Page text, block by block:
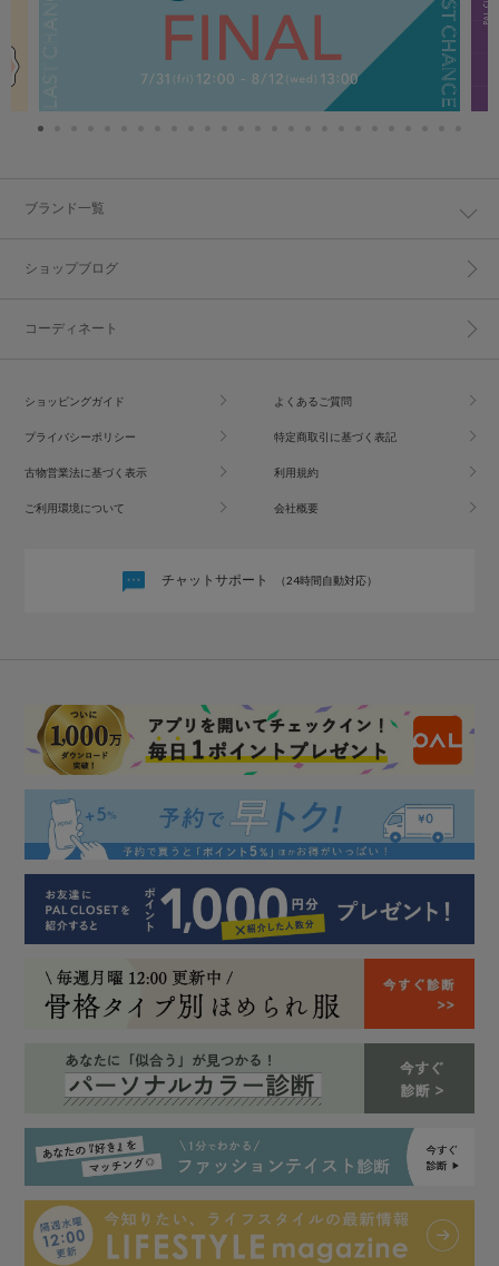
ブランド一覧
ショップブログ
コーディネート
ショッピングガイド よくあるご質問
プライバシーポリシー 特定商取引に基づく表記
古物営業法に基づく表示 利用規約
ご利用環境について 会社概要
チャットサポート （24時間自動対応）